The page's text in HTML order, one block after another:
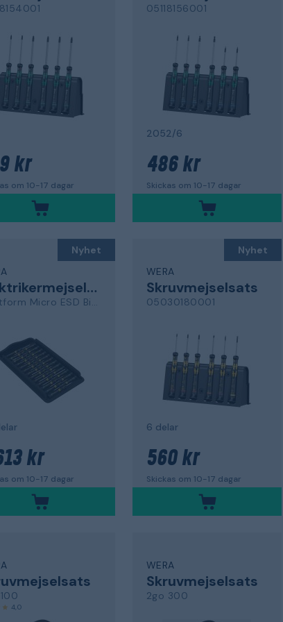
kr
om 10-17 dagar
05118156001
2052/6
486 kr
Skickas om 10-17 dagar
Nyhet
Elektrikermejselsats
Kraftform Micro ESD Big Pack 1
kr
om 10-17 dagar
Nyhet
WERA
Skruvmejselsats
05030180001
6 delar
560 kr
Skickas om 10-17 dagar
4,0
WERA
Skruvmejselsats
2go 300